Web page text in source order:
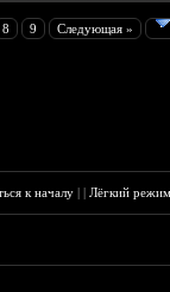
8 9 Следующая »
к началу ||Лёгкий